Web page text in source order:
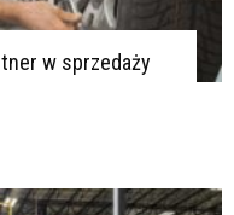
w sprzedaży